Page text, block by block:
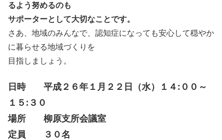
るよう努めるのも
サポーターとして大切なことです。
さあ、地域のみんなで、認知症になっても安心して穏やか
に暮らせる地域づくりを
目指しましょう。
日時 平成２６年１月２２日（水）１４:００～
１５:３０
場所 柳原支所会議室
定員 ３０名